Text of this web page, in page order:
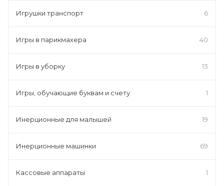
Игрушки транспорт 6
Игры в парикмахера 40
Игры в уборку 13
Игры, обучающие буквам и счету 1
Инерционные для малышей 19
Инерционные машинки 69
Кассовые аппараты 1